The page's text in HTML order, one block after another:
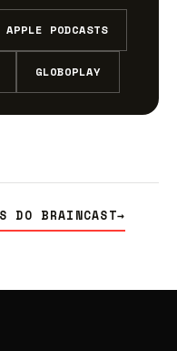
APPLE PODCASTS
GLOBOPLAY
DO BRAINCAST→